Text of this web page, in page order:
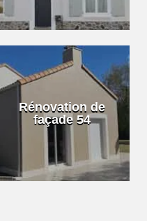
Rénovation de
façade 54